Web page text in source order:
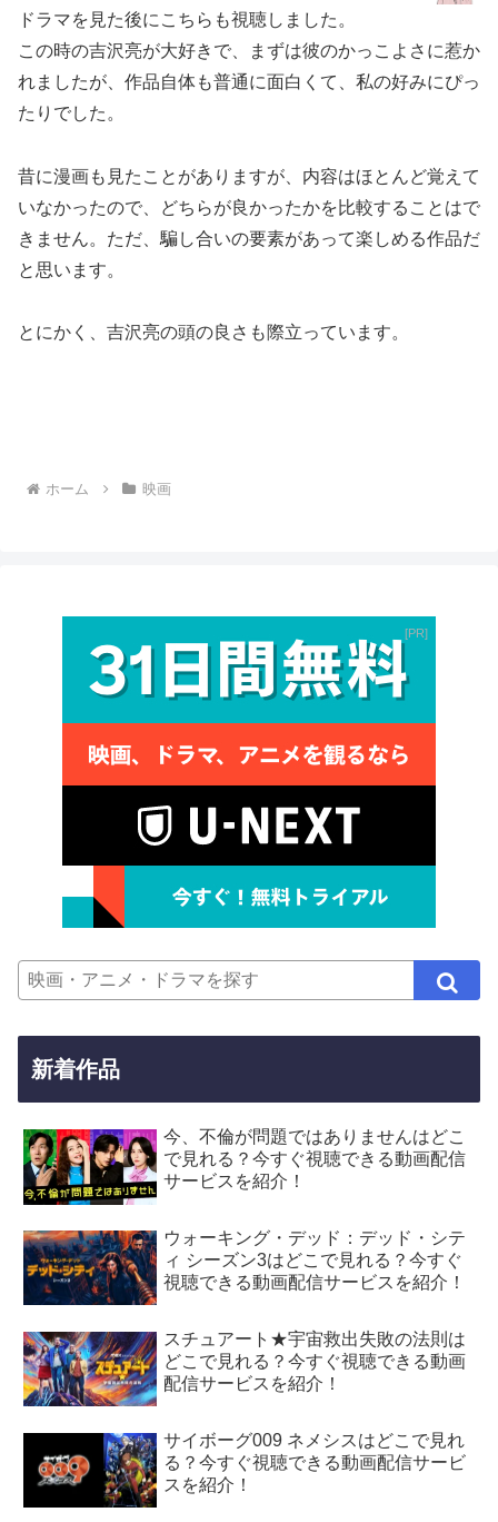
ドラマを見た後にこちらも視聴しました。
この時の吉沢亮が大好きで、まずは彼のかっこよさに惹か
れましたが、作品自体も普通に面白くて、私の好みにぴっ
たりでした。
昔に漫画も見たことがありますが、内容はほとんど覚えて
いなかったので、どちらが良かったかを比較することはで
きません。ただ、騙し合いの要素があって楽しめる作品だ
と思います。
とにかく、吉沢亮の頭の良さも際立っています。
ホーム 映画
PR
新着作品
今、不倫が問題ではありませんはどこ
で見れる？今すぐ視聴できる動画配信
サービスを紹介！
ウォーキング・デッド：デッド・シテ
ィ シーズン3はどこで見れる？今すぐ
視聴できる動画配信サービスを紹介！
スチュアート★宇宙救出失敗の法則は
どこで見れる？今すぐ視聴できる動画
配信サービスを紹介！
サイボーグ009 ネメシスはどこで見れ
る？今すぐ視聴できる動画配信サービ
スを紹介！